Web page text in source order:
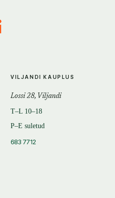
VILJANDI KAUPLUS
Lossi 28, Viljandi
T–L 10–18
P–E suletud
683 7712